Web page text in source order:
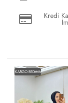
Kredi
KARGO BEDAVA